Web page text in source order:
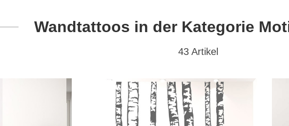
Wandtattoos in der Kategorie
43 Artikel
Hochformat
(39)
(4)
mit Wunschtext
ohne Wunschtext